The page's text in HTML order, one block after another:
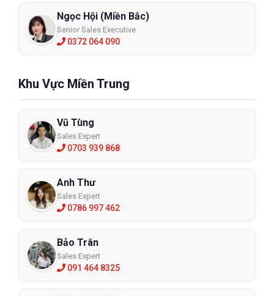
Ngọc Hội (Miền Bắc)
Senior Sales Executive
0372 064 090
Khu Vực Miền Trung
Vũ Tùng
Sales Expert
0703 939 868
Anh Thư
Sales Expert
0786 997 462
Bảo Trân
Sales Expert
091 464 8325